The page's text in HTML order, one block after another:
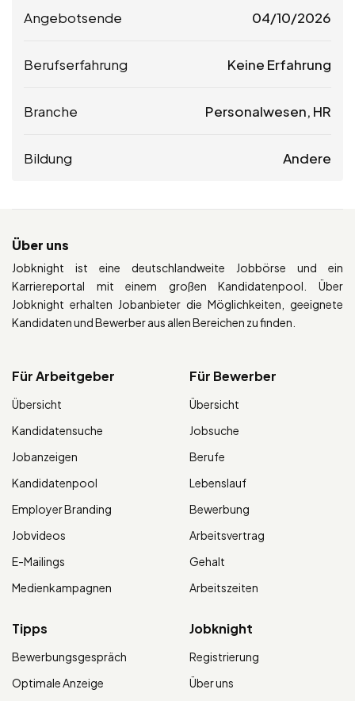
Angebotsende 04/10/2026
Berufserfahrung Keine Erfahrung
Branche Personalwesen, HR
Bildung Andere
Über uns
Jobknight ist eine deutschlandweite Jobbörse und ein
Karriereportal mit einem großen Kandidatenpool. Über
Jobknight erhalten Jobanbieter die Möglichkeiten, geeignete
Kandidaten und Bewerber aus allen Bereichen zu finden.
Für Arbeitgeber
Übersicht
Kandidatensuche
Jobanzeigen
Kandidatenpool
Employer Branding
Jobvideos
E-Mailings
Medienkampagnen
Für Bewerber
Übersicht
Jobsuche
Berufe
Lebenslauf
Bewerbung
Arbeitsvertrag
Gehalt
Arbeitszeiten
Tipps
Bewerbungsgespräch
Optimale Anzeige
Jobknight
Registrierung
Über uns